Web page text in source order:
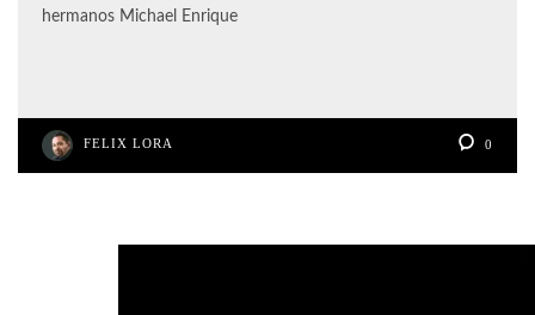
hermanos Michael Enrique
FELIX LORA 0